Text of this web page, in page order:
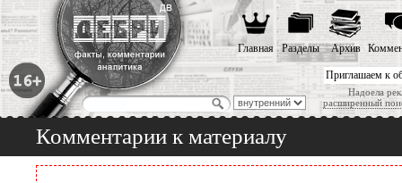
Приглашаем к
Надоела
расширенный
Главная Разделы Архив
Комментарии к материалу